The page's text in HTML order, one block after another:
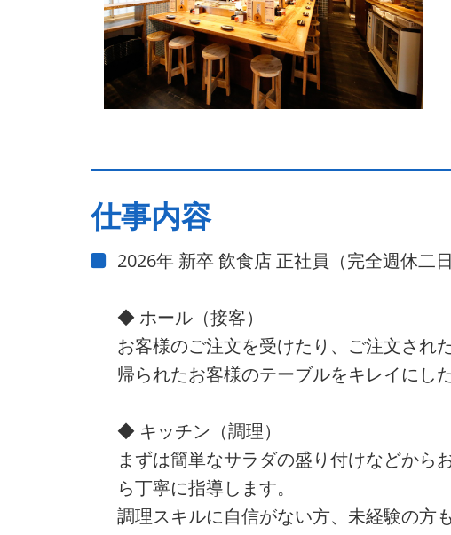
仕事内容
2026年 新卒 飲食店 正社員（完全週休二
◆ ホール（接客）
お客様のご注文を受けたり、ご注文され
帰られたお客様のテーブルをキレイにし
◆ キッチン（調理）
まずは簡単なサラダの盛り付けなどから
ら丁寧に指導します。
調理スキルに自信がない方、未経験の方